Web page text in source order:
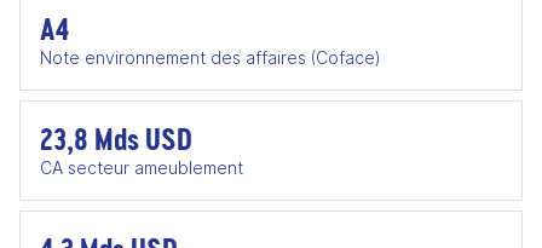
A4
Note environnement des affaires (Coface)
23,8 Mds USD
CA secteur ameublement